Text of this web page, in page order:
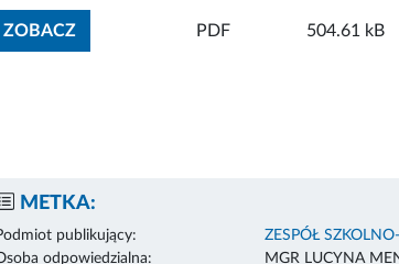
ZOBACZZOBACZ ZAŁĄCZNIK
PDF 504.61 kB
METKA:
publikujący:
ZESPÓŁ
odpowiedzialna:
MGR LUCYNA